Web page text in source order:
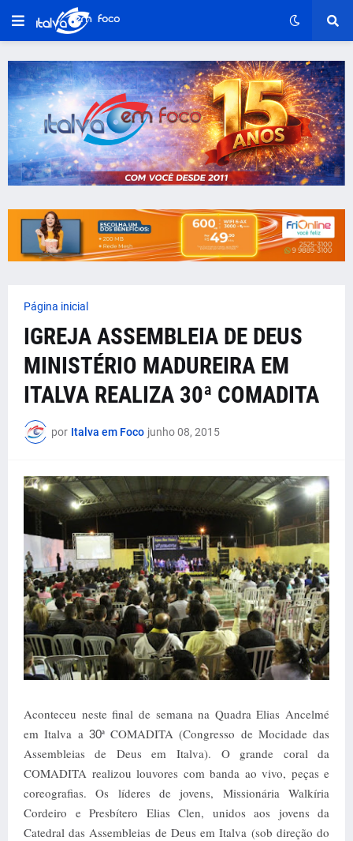
Página inicial
IGREJA ASSEMBLEIA DE DEUS
MINISTÉRIO MADUREIRA EM
ITALVA REALIZA 30ª COMADITA
por Italva em Foco junho 08, 2015
Aconteceu neste final de semana na Quadra Elias Ancelmé
em Italva a 30ª COMADITA (Congresso de Mocidade das
Assembleias de Deus em Italva). O grande coral da
COMADITA realizou louvores com banda ao vivo, peças e
coreografias. Os líderes de jovens, Missionária Walkíria
Cordeiro e Presbítero Elias Clen, unidos aos jovens da
Catedral das Assembleias de Deus em Italva (sob direção do